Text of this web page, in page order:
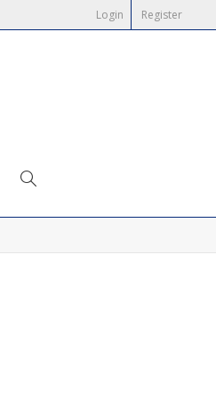
Login Register